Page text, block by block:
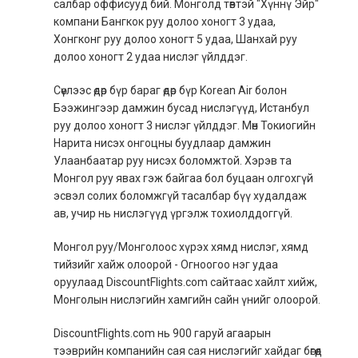
салбар оффисууд бий. Монголд төвтэй "Хүннү Эйр"
компани Бангкок руу долоо хоногт 3 удаа,
Хонгконг руу долоо хоногт 5 удаа, Шанхай руу
долоо хоногт 2 удаа нислэг үйлддэг.
Сөүлээс өдөр бүр бараг өдөр бүр Korean Air болон
Бээжингээр дамжин бусад нислэгүүд, Истанбул
руу долоо хоногт 3 нислэг үйлддэг. Мөн Токиогийн
Нарита нисэх онгоцны буудлаар дамжин
Улаанбаатар руу нисэх боломжтой. Хэрэв та
Монгол руу явах гэж байгаа бол буцаан олгохгүй
эсвэл солих боломжгүй тасалбар бүү худалдаж
ав, учир нь нислэгүүд үргэлж тохиолддоггүй.
Монгол руу/Монголоос хүрэх хямд нислэг, хямд
тийзийг хайж олоорой - Огноогоо нэг удаа
оруулаад DiscountFlights.com сайтаас хайлт хийж,
Монголын нислэгийн хамгийн сайн үнийг олоорой.
DiscountFlights.com нь 900 гаруй агаарын
тээврийн компанийн сая сая нислэгийг хайдаг бөгөөд